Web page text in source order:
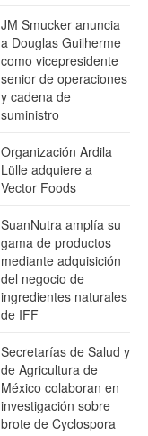
JM Smucker anuncia
a Douglas Guilherme
como vicepresidente
senior de operaciones
y cadena de
suministro
Organización Ardila
Lülle adquiere a
Vector Foods
SuanNutra amplía su
gama de productos
mediante adquisición
del negocio de
ingredientes naturales
de IFF
Secretarías de Salud y
de Agricultura de
México colaboran en
investigación sobre
brote de Cyclospora